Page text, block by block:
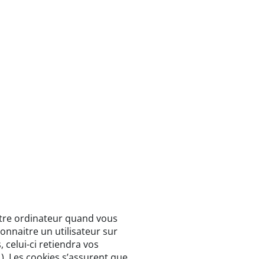
ordinateur quand vous
un utilisateur sur
celui-ci retiendra vos